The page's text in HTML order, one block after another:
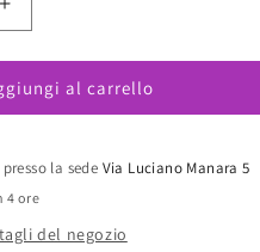
Aumenta
quantità
per
Emmaline
Slip
Vita
Bassa
Inserti
al carrello
la sede Via Luciano Manara 5
4 ore
del negozio